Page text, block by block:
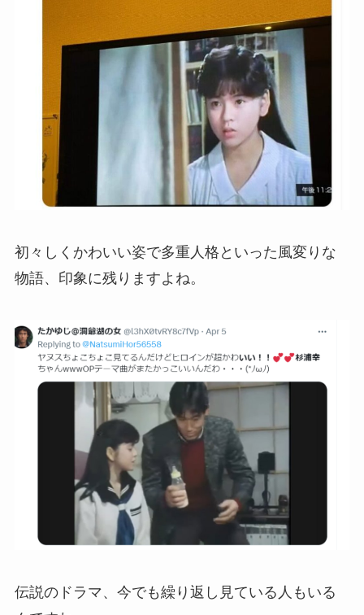
初々しくかわいい姿で多重人格といった風変りな
物語、印象に残りますよね。
伝説のドラマ、今でも繰り返し見ている人もいる